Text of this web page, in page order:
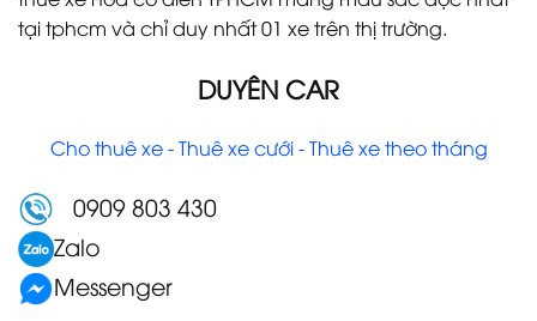
tại tphcm và chỉ duy nhất 01 xe trên thị trường.
DUYÊN CAR
Cho thuê xe - Thuê xe cưới - Thuê xe theo tháng
0909 803 430
Zalo
Messenger